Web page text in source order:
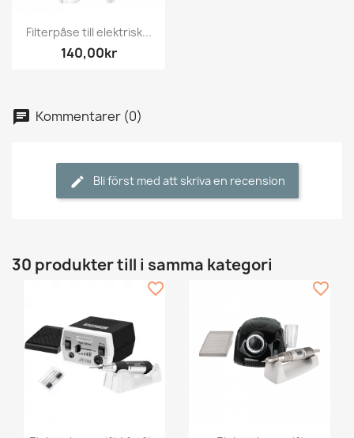
Filterpåse till elektrisk...
140,00kr
Kommentarer (0)
Bli först med att skriva en recension
30 produkter till i samma kategori
favorite_border favorite_border